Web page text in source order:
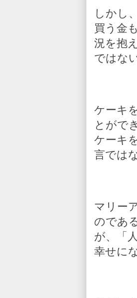
しかし
買う金
況を抱
ではな
ケーキ
とがで
ケーキ
言では
マリー
のであ
が、「
幸せに